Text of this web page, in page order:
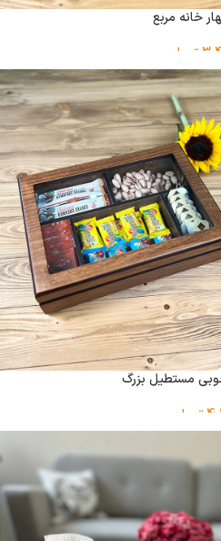
خانه مربع
تومان
مستطیل بزرگ
تومان